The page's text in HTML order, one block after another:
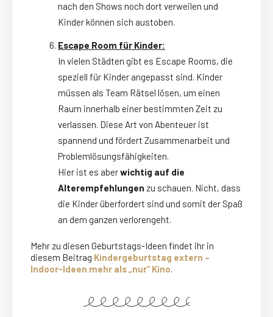
nach den Shows noch dort verweilen und
Kinder können sich austoben.
Escape Room für Kinder:
In vielen Städten gibt es Escape Rooms, die
speziell für Kinder angepasst sind. Kinder
müssen als Team Rätsel lösen, um einen
Raum innerhalb einer bestimmten Zeit zu
verlassen. Diese Art von Abenteuer ist
spannend und fördert Zusammenarbeit und
Problemlösungsfähigkeiten.
Hier ist es aberwichtig auf die
Alterempfehlungen zu schauen. Nicht, dass
die Kinder überfordert sind und somit der Spaß
an dem ganzen verlorengeht.
Mehr zu diesen Geburtstags-Ideen findet ihr in
diesem Beitrag Kindergeburtstag extern –
Indoor-Ideen mehr als „nur“ Kino.